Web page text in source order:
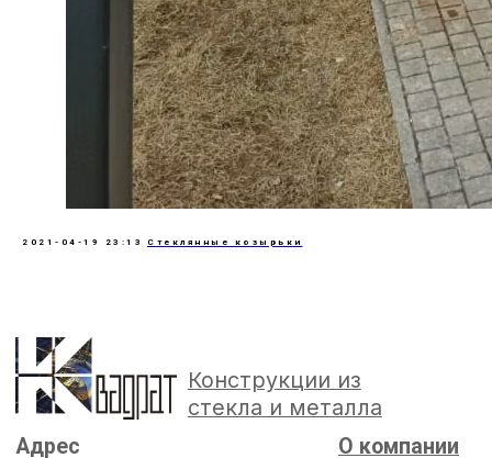
2021-04-19 23:13 Стеклянные козырьки